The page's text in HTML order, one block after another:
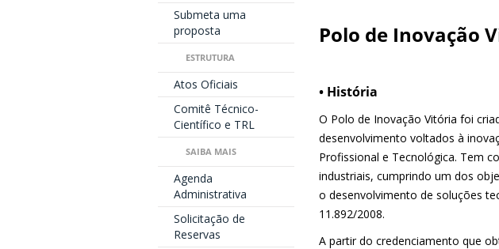
Submeta uma
proposta
ESTRUTURA
Atos Oficiais
Comitê Técnico-
Científico e TRL
SAIBA MAIS
Agenda
Administrativa
Solicitação de
Reservas
Polo de Inovação
• História
O Polo de Inovação Vitória foi
desenvolvimento voltados à
Profissional e Tecnológica. Tem
industriais, cumprindo um dos
o desenvolvimento de soluções
11.892/2008.
A partir do credenciamento que